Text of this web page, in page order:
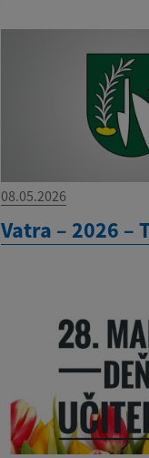
08.05.2026
Vatra – 2026 –